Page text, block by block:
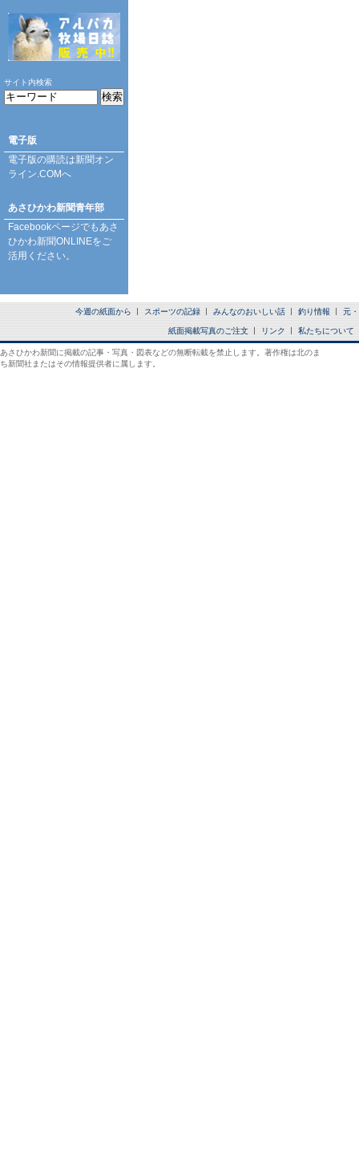
サイト内検索
電子版
電子版の購読は新聞オン
ライン.COMへ
あさひかわ新聞青年部
Facebookページでもあさ
ひかわ新聞ONLINEをご
活用ください。
今週の紙面から スポーツの記録 みんなのおいしい話 釣り情報 元
紙面掲載写真のご注文 リンク 私たちについて
あさひかわ新聞に掲載の記事・写真・図表などの無断転載を禁止します。著作権は北のま
ち新聞社またはその情報提供者に属します。